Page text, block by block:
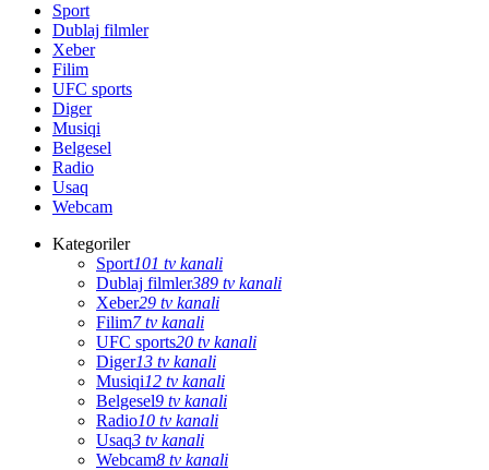
Sport
Dublaj filmler
Xeber
Filim
UFC sports
Diger
Musiqi
Belgesel
Radio
Usaq
Webcam
Kategoriler
Sport101 tv kanali
Dublaj filmler389 tv kanali
Xeber29 tv kanali
Filim7 tv kanali
UFC sports20 tv kanali
Diger13 tv kanali
Musiqi12 tv kanali
Belgesel9 tv kanali
Radio10 tv kanali
Usaq3 tv kanali
Webcam8 tv kanali